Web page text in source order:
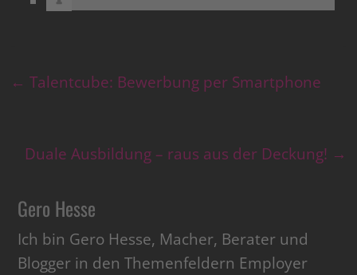
← Talentcube: Bewerbung per Smartphone
Duale Ausbildung – raus aus der Deckung! →
Gero Hesse
Ich bin Gero Hesse, Macher, Berater und
Blogger in den Themenfeldern Employer